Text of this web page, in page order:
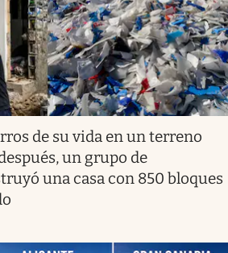
de su vida en un terreno
un grupo de
una casa con 850 bloques